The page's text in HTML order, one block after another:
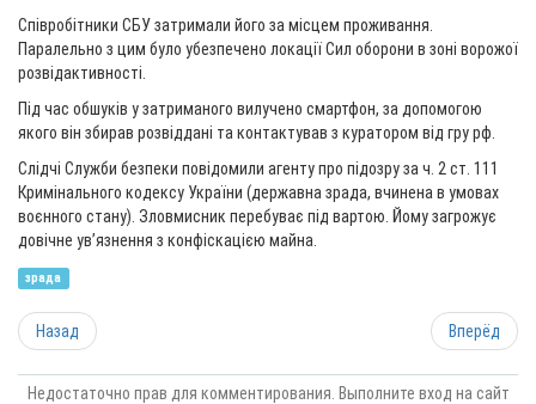
Співробітники СБУ затримали його за місцем проживання.
Паралельно з цим було убезпечено локації Сил оборони в зоні ворожої
розвідактивності.
Під час обшуків у затриманого вилучено смартфон, за допомогою
якого він збирав розвіддані та контактував з куратором від гру рф.
Слідчі Служби безпеки повідомили агенту про підозру за ч. 2 ст. 111
Кримінального кодексу України (державна зрада, вчинена в умовах
воєнного стану). Зловмисник перебуває під вартою. Йому загрожує
довічне ув’язнення з конфіскацією майна.
зрада
Назад Вперёд
Недостаточно прав для комментирования. Выполните вход на сайт